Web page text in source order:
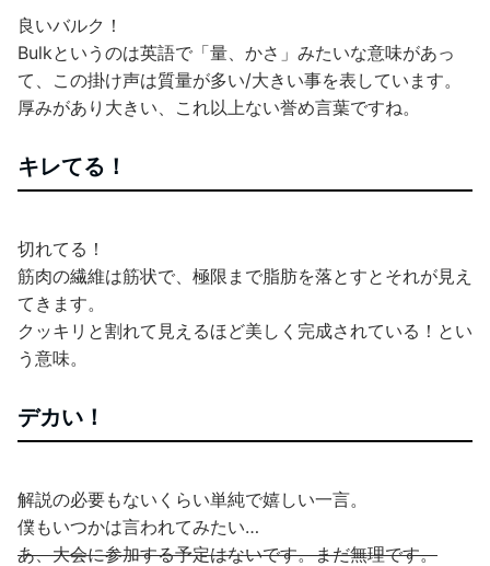
良いバルク！
Bulkというのは英語で「量、かさ」みたいな意味があっ
て、この掛け声は質量が多い/大きい事を表しています。
厚みがあり大きい、これ以上ない誉め言葉ですね。
キレてる！
切れてる！
筋肉の繊維は筋状で、極限まで脂肪を落とすとそれが見え
てきます。
クッキリと割れて見えるほど美しく完成されている！とい
う意味。
デカい！
解説の必要もないくらい単純で嬉しい一言。
僕もいつかは言われてみたい…
あ、大会に参加する予定はないです。まだ無理です。